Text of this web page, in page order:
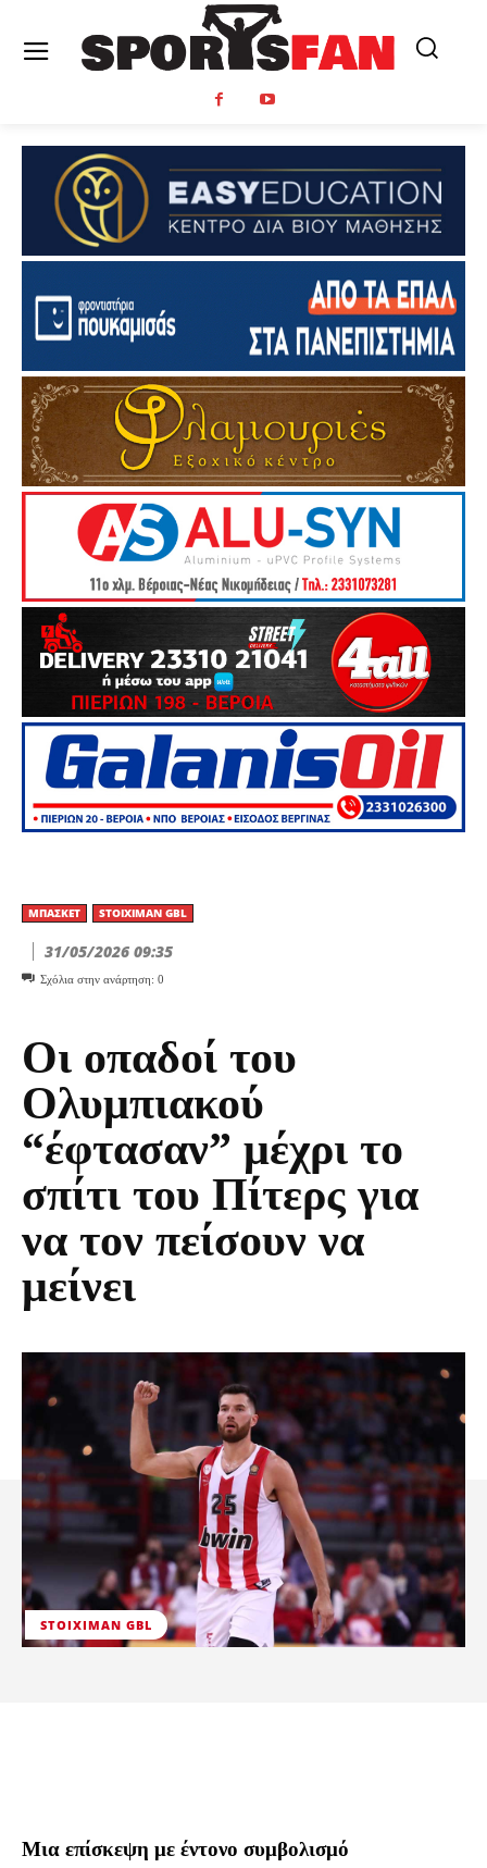
ΜΠΆΣΚΕΤ STOIXIMAN GBL
31/05/2026 09:35
Σχόλια στην ανάρτηση: 0
Οι οπαδοί του
Ολυμπιακού
“έφτασαν” μέχρι το
σπίτι του Πίτερς για
να τον πείσουν να
μείνει
STOIXIMAN GBL
Μια επίσκεψη με έντονο συμβολισμό